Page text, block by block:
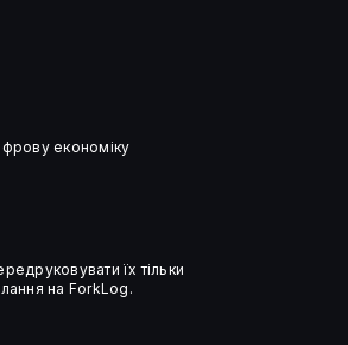
економіку
їх тільки
на ForkLog.